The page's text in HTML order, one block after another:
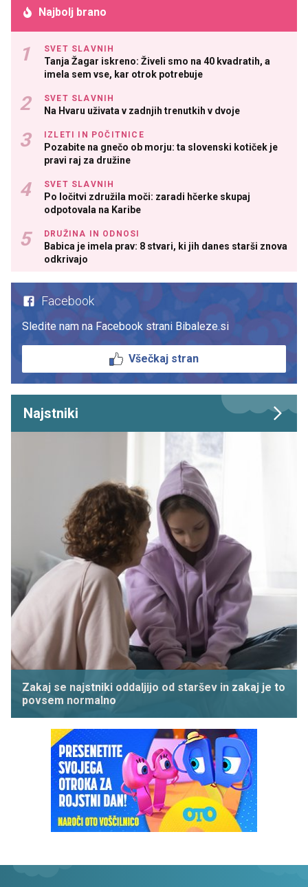
Najbolj brano
SVET SLAVNIH
Tanja Žagar iskreno: Živeli smo na 40 kvadratih, a
imela sem vse, kar otrok potrebuje
SVET SLAVNIH
Na Hvaru uživata v zadnjih trenutkih v dvoje
IZLETI IN POČITNICE
Pozabite na gnečo ob morju: ta slovenski kotiček je
pravi raj za družine
SVET SLAVNIH
Po ločitvi združila moči: zaradi hčerke skupaj
odpotovala na Karibe
DRUŽINA IN ODNOSI
Babica je imela prav: 8 stvari, ki jih danes starši znova
odkrivajo
Facebook
Sledite nam na Facebook strani Bibaleze.si
Všečkaj stran
Najstniki
Zakaj se najstniki oddaljijo od staršev in zakaj je to
povsem normalno